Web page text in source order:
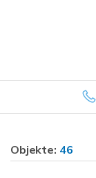
Objekte: 46